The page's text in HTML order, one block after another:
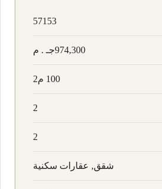
57153
974,300جـ . م
100 م2
2
2
شقق, عقارات سكنية